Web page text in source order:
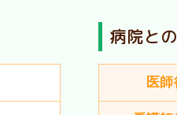
病院と
医